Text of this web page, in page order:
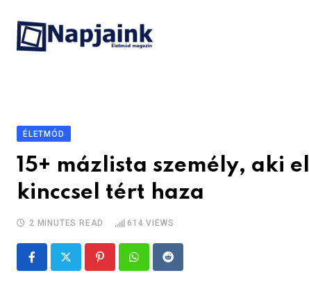
content
ÉLETMÓD
15+ mázlista személy, aki
kinccsel tért haza
2 MINUTES READ 614 VIEWS
PinterestWhatsappReddit